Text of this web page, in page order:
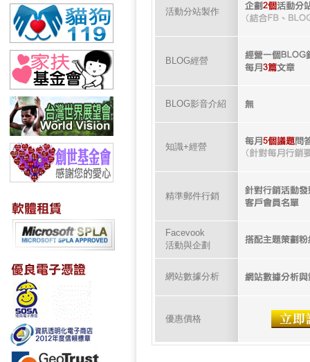
活動分站製作
BLOG經營
BLOG影音介紹
知識+經營
精準郵件行銷
Facevook
活動與企劃
網站數據分析
優惠價格